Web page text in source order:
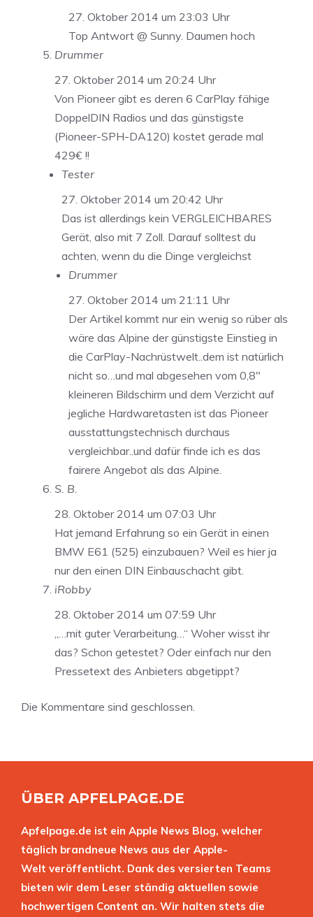
27. Oktober 2014 um 23:03 Uhr
Top Antwort @ Sunny. Daumen hoch
Drummer
27. Oktober 2014 um 20:24 Uhr
Von Pioneer gibt es deren 6 CarPlay fähige
DoppelDIN Radios und das günstigste
(Pioneer-SPH-DA120) kostet gerade mal
429€ !!
Tester
27. Oktober 2014 um 20:42 Uhr
Das ist allerdings kein VERGLEICHBARES
Gerät, also mit 7 Zoll. Darauf solltest du
achten, wenn du die Dinge vergleichst
Drummer
27. Oktober 2014 um 21:11 Uhr
Der Artikel kommt nur ein wenig so rüber als
wäre das Alpine der günstigste Einstieg in
die CarPlay-Nachrüstwelt..dem ist natürlich
nicht so…und mal abgesehen vom 0,8″
kleineren Bildschirm und dem Verzicht auf
jegliche Hardwaretasten ist das Pioneer
ausstattungstechnisch durchaus
vergleichbar..und dafür finde ich es das
fairere Angebot als das Alpine.
S. B.
28. Oktober 2014 um 07:03 Uhr
Hat jemand Erfahrung so ein Gerät in einen
BMW E61 (525) einzubauen? Weil es hier ja
nur den einen DIN Einbauschacht gibt.
iRobby
28. Oktober 2014 um 07:59 Uhr
„…mit guter Verarbeitung…“ Woher wisst ihr
das? Schon getestet? Oder einfach nur den
Pressetext des Anbieters abgetippt?
Die Kommentare sind geschlossen.
ÜBER APFELPAGE.DE
Apfelpage.de ist ein Apple News Blog, welcher
täglich brandneue News aus der Apple-
Welt veröffentlicht. Dank des versierten Teams
bieten wir dem Leser ständig aktuellen sowie
hochwertigen Content an. Wir halten stets die